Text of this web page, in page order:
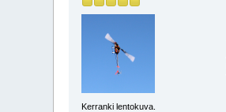
Kerranki lentokuva.